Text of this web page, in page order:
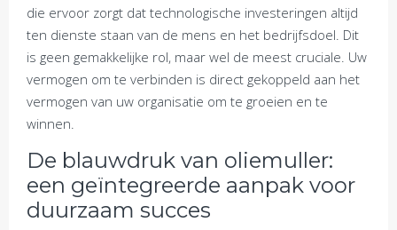
die ervoor zorgt dat technologische investeringen altijd
ten dienste staan van de mens en het bedrijfsdoel. Dit
is geen gemakkelijke rol, maar wel de meest cruciale. Uw
vermogen om te verbinden is direct gekoppeld aan het
vermogen van uw organisatie om te groeien en te
winnen.
De blauwdruk van oliemuller:
een geïntegreerde aanpak voor
duurzaam succes